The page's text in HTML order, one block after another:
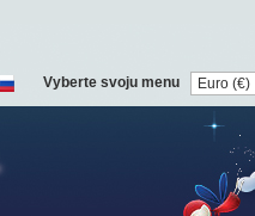
Vyberte svoju menu